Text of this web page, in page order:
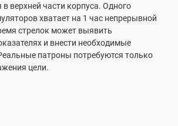
в верхней части корпуса. Одного
хватает на 1 час непрерывной
стрелок может выявить
и внести необходимые
патроны потребуются только
цели.